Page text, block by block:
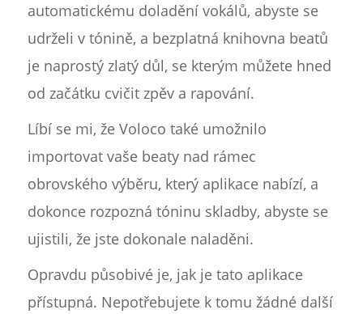
automatickému doladění vokálů, abyste se
udrželi v tónině, a bezplatná knihovna beatů
je naprostý zlatý důl, se kterým můžete hned
od začátku cvičit zpěv a rapování.
Líbí se mi, že Voloco také umožnilo
importovat vaše beaty nad rámec
obrovského výběru, který aplikace nabízí, a
dokonce rozpozná tóninu skladby, abyste se
ujistili, že jste dokonale naladěni.
Opravdu působivé je, jak je tato aplikace
přístupná. Nepotřebujete k tomu žádné další